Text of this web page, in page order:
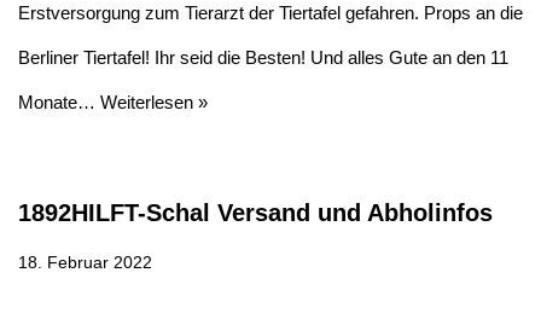
Erstversorgung zum Tierarzt der Tiertafel gefahren. Props an die
Berliner Tiertafel! Ihr seid die Besten! Und alles Gute an den 11
Monate… Weiterlesen »
1892HILFT-Schal Versand und Abholinfos
18. Februar 2022